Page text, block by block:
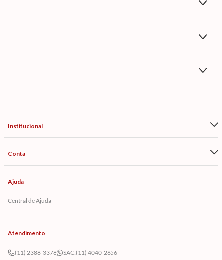
Institucional
Conta
Ajuda
Central de Ajuda
Atendimento
(11) 2388-3378 SAC:(11) 4040-2656